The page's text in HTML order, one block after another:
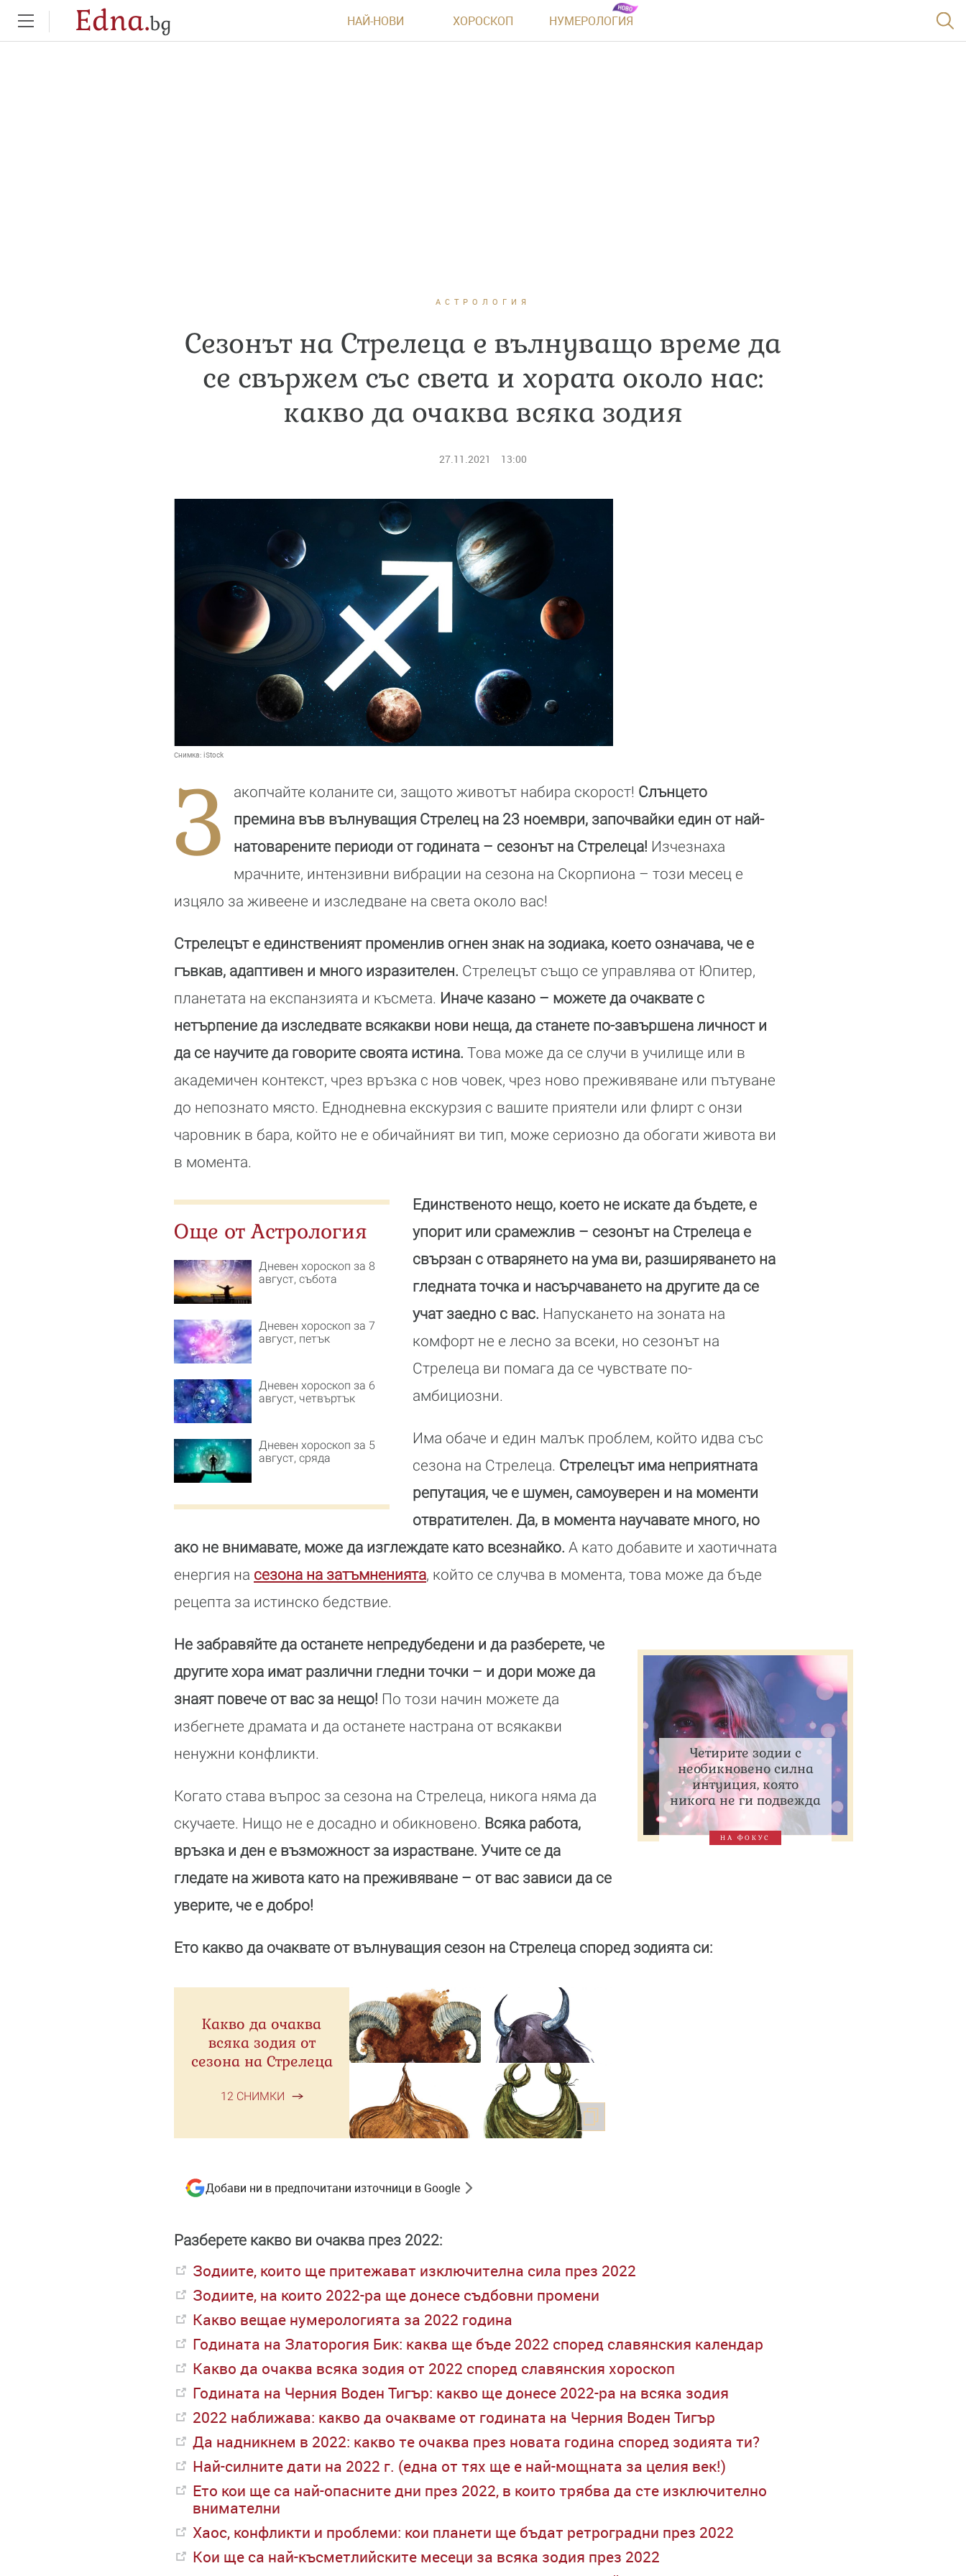
Edna.bg НАЙ-НОВИ ХОРОСКОП НУМЕРОЛОГИЯ
АСТРОЛОГИЯ
Сезонът на Стрелеца е вълнуващо време да
се свържем със света и хората около нас:
какво да очаква всяка зодия
27.11.2021 13:00
Снимка: iStock
З акопчайте коланите си, защото животът набира скорост! Слънцето
премина във вълнуващия Стрелец на 23 ноември, започвайки един от най-
натоварените периоди от годината – сезонът на Стрелеца! Изчезнаха
мрачните, интензивни вибрации на сезона на Скорпиона – този месец е
изцяло за живеене и изследване на света около вас!
Стрелецът е единственият променлив огнен знак на зодиака, което означава, че е
гъвкав, адаптивен и много изразителен. Стрелецът също се управлява от Юпитер,
планетата на експанзията и късмета. Иначе казано – можете да очаквате с
нетърпение да изследвате всякакви нови неща, да станете по-завършена личност и
да се научите да говорите своята истина. Това може да се случи в училище или в
академичен контекст, чрез връзка с нов човек, чрез ново преживяване или пътуване
до непознато място. Еднодневна екскурзия с вашите приятели или флирт с онзи
чаровник в бара, който не е обичайният ви тип, може сериозно да обогати живота ви
в момента.
Още от Астрология
Дневен хороскоп за 8
август, събота
Дневен хороскоп за 7
август, петък
Дневен хороскоп за 6
август, четвъртък
Дневен хороскоп за 5
август, сряда
Единственото нещо, което не искате да бъдете, е
упорит или срамежлив – сезонът на Стрелецa е
свързан с отварянето на ума ви, разширяването на
гледната точка и насърчаването на другите да се
учат заедно с вас. Напускането на зоната на
комфорт не е лесно за всеки, но сезонът на
Стрелеца ви помага да се чувствате по-
амбициозни.
Има обаче и един малък проблем, който идва със
сезона на Стрелеца. Стрелецът има неприятната
репутация, че е шумен, самоуверен и на моменти
отвратителен. Да, в момента научавате много, но
ако не внимавате, може да изглеждате като всезнайко. А като добавите и хаотичната
енергия на сезона на затъмненията, който се случва в момента, това може да бъде
рецепта за истинско бедствие.
Четирите зодии с
необикновено силна
интуиция, която
никога не ги подвежда
НА ФОКУС
Не забравяйте да останете непредубедени и да разберете, че
другите хора имат различни гледни точки – и дори може да
знаят повече от вас за нещо! По този начин можете да
избегнете драмата и да останете настрана от всякакви
ненужни конфликти.
Когато става въпрос за сезона на Стрелеца, никога няма да
скучаете. Нищо не е досадно и обикновено. Всяка работа,
връзка и ден е възможност за израстване. Учите се да
гледате на живота като на преживяване – от вас зависи да се
уверите, че е добро!
Ето какво да очаквате от вълнуващия сезон на Стрелеца според зодията си:
Какво да очаква
всяка зодия от
сезона на Стрелеца
12 СНИМКИ
Добави ни в предпочитани източници в Google
Разберете какво ви очаква през 2022:
Зодиите, които ще притежават изключителна сила през 2022
Зодиите, на които 2022-ра ще донесе съдбовни промени
Какво вещае нумерологията за 2022 година
Годината на Златорогия Бик: каква ще бъде 2022 според славянския календар
Какво да очаква всяка зодия от 2022 според славянския хороскоп
Годината на Черния Воден Тигър: какво ще донесе 2022-ра на всяка зодия
2022 наближава: какво да очакваме от годината на Черния Воден Тигър
Да надникнем в 2022: какво те очаква през новата година според зодията ти?
Най-силните дати на 2022 г. (една от тях ще е най-мощната за целия век!)
Ето кои ще са най-опасните дни през 2022, в които трябва да сте изключително
внимателни
Хаос, конфликти и проблеми: кои планети ще бъдат ретроградни през 2022
Кои ще са най-късметлийските месеци за всяка зодия през 2022